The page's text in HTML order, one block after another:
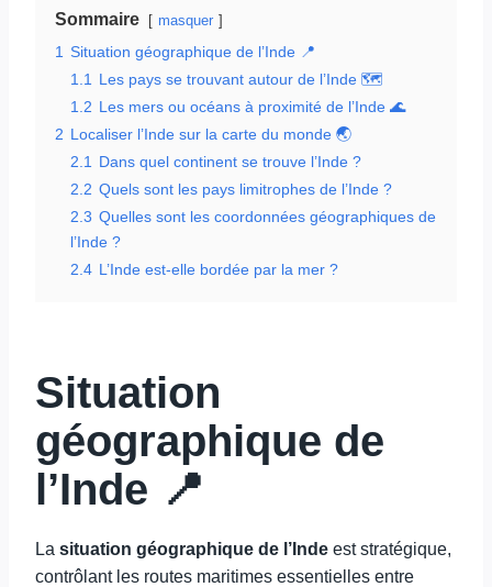
Sommaire masquer
1 Situation géographique de l’Inde 📍
1.1
Les pays se trouvant autour de l’Inde 🗺️
1.2 Les mers ou océans à proximité de l’Inde 🌊
2 Localiser l’Inde sur la carte du monde 🌏
2.1
Dans quel continent se trouve l’Inde ?
2.2 Quels sont les pays limitrophes de l’Inde ?
2.3 Quelles sont les coordonnées géographiques de
l’Inde ?
2.4 L’Inde est-elle bordée par la mer ?
Situation
géographique de
l’Inde 📍
La situation géographique de l’Inde est stratégique,
contrôlant les routes maritimes essentielles entre